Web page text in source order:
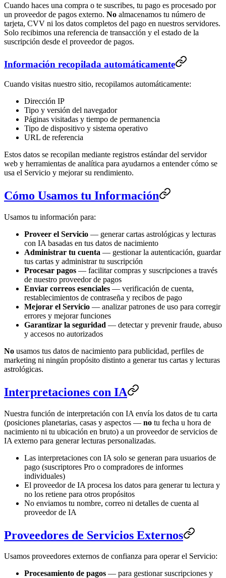
Cuando haces una compra o te suscribes, tu pago es procesado por
un proveedor de pagos externo. No almacenamos tu número de
tarjeta, CVV ni los datos completos del pago en nuestros servidores.
Solo recibimos una referencia de transacción y el estado de la
suscripción desde el proveedor de pagos.
Información recopilada automáticamente
Cuando visitas nuestro sitio, recopilamos automáticamente:
Dirección IP
Tipo y versión del navegador
Páginas visitadas y tiempo de permanencia
Tipo de dispositivo y sistema operativo
URL de referencia
Estos datos se recopilan mediante registros estándar del servidor
web y herramientas de analítica para ayudarnos a entender cómo se
usa el Servicio y mejorar su rendimiento.
Cómo Usamos tu Información
Usamos tu información para:
Proveer el Servicio — generar cartas astrológicas y lecturas
con IA basadas en tus datos de nacimiento
Administrar tu cuenta — gestionar la autenticación, guardar
tus cartas y administrar tu suscripción
Procesar pagos — facilitar compras y suscripciones a través
de nuestro proveedor de pagos
Enviar correos esenciales — verificación de cuenta,
restablecimientos de contraseña y recibos de pago
Mejorar el Servicio — analizar patrones de uso para corregir
errores y mejorar funciones
Garantizar la seguridad — detectar y prevenir fraude, abuso
y accesos no autorizados
No usamos tus datos de nacimiento para publicidad, perfiles de
marketing ni ningún propósito distinto a generar tus cartas y lecturas
astrológicas.
Interpretaciones con IA
Nuestra función de interpretación con IA envía los datos de tu carta
(posiciones planetarias, casas y aspectos — no tu fecha u hora de
nacimiento ni tu ubicación en bruto) a un proveedor de servicios de
IA externo para generar lecturas personalizadas.
Las interpretaciones con IA solo se generan para usuarios de
pago (suscriptores Pro o compradores de informes
individuales)
El proveedor de IA procesa los datos para generar tu lectura y
no los retiene para otros propósitos
No enviamos tu nombre, correo ni detalles de cuenta al
proveedor de IA
Proveedores de Servicios Externos
Usamos proveedores externos de confianza para operar el Servicio:
Procesamiento de pagos — para gestionar suscripciones y